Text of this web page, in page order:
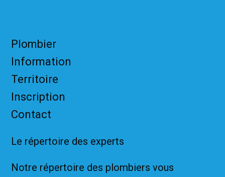
Plombier
Information
Territoire
Inscription
Contact
Le répertoire des experts
Notre répertoire des plombiers vous